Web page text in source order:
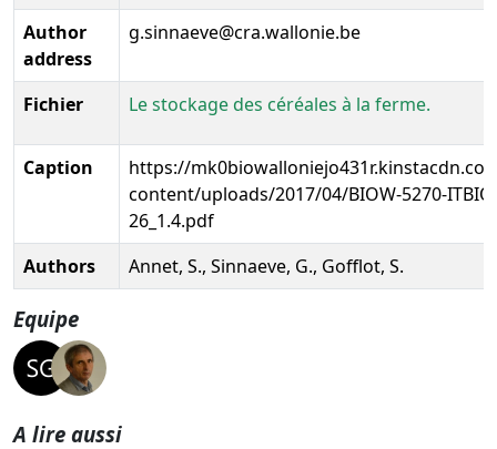
Author
address
g.sinnaeve@cra.wallonie.be
Fichier Le stockage des céréales à la ferme.
Caption
https://
content/uploads/2017/04/BIOW-5270-
26_1.4.pdf
Authors
Annet, S., Sinnaeve, G., Gofflot, S.
Equipe
A lire aussi